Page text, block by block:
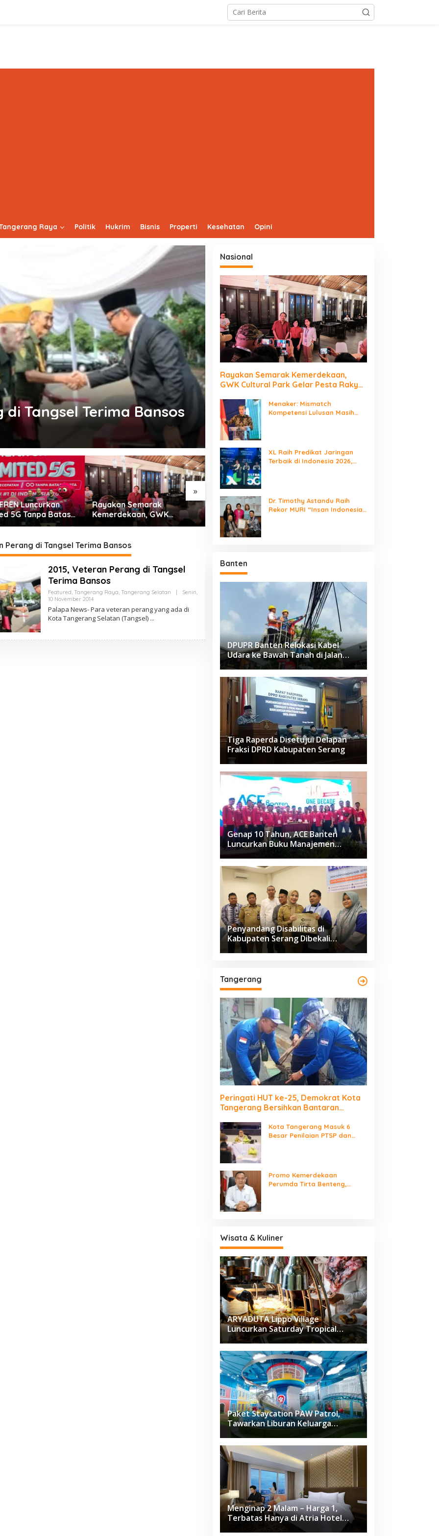
Raya Politik Hukrim Bisnis Properti Kesehatan Opini
Tangsel Terima Bansos
»
Semarak
GWK
Park Gelar Pesta
Peringati HUT ke-25,
Demokrat Kota Tangerang
Bersihkan Bantaran
SMP KP Ciparay dan SMP 1
Kutawaringin Juara Puncak
PLN Mobile Jalan Juara
JEVA Spike Nation 2026
Kota Tangerang Masuk 6
Besar Penilaian PTSP dan
Perang di Tangsel Terima Bansos
2015, Veteran Perang di Tangsel
Terima Bansos
Featured, Tangerang Raya, Tangerang Selatan
Senin,
10 November 2014Oleh
Palapa News- Para veteran perang yang ada di
Kota Tangerang Selatan (Tangsel)
Nasional
Rayakan Semarak Kemerdekaan,
GWK Cultural Park Gelar Pesta Rakyat
Menaker: Mismatch
Kompetensi Lulusan Masih
XL Raih Predikat Jaringan
Terbaik di Indonesia 2026,
Dr. Timothy Astandu Raih
Rekor MURI “Insan Indonesia
Banten
DPUPR Banten Relokasi Kabel
Udara ke Bawah Tanah di Jalan
Raden Fatah Ciledug
Tiga Raperda Disetujui Delapan
Fraksi DPRD Kabupaten Serang
Genap 10 Tahun, ACE Banten
Luncurkan Buku Manajemen
Fasilitas
Penyandang Disabilitas di
Kabupaten Serang Dibekali
Pelatihan Pengolahan Hasil
Tangerang
Peringati HUT ke-25, Demokrat Kota
Tangerang Bersihkan Bantaran
Kota Tangerang Masuk 6
Besar Penilaian PTSP dan
Promo Kemerdekaan
Perumda Tirta Benteng,
Wisata & Kuliner
ARYADUTA Lippo Village
Luncurkan Saturday Tropical
Brunch
Paket Staycation PAW Patrol,
Tawarkan Liburan Keluarga
Menyenangkan Hanya di Herloom
Hotel BSD
Menginap 2 Malam – Harga 1,
Terbatas Hanya di Atria Hotel